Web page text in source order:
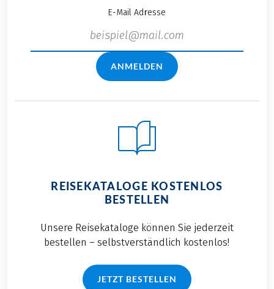
E-Mail Adresse
ANMELDEN
REISEKATALOGE KOSTENLOS
BESTELLEN
Unsere Reisekataloge können Sie jederzeit
bestellen – selbstverständlich kostenlos!
JETZT BESTELLEN